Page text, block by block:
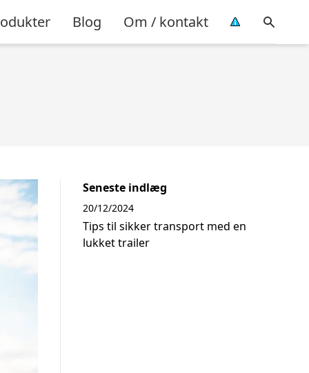
Blog Om / kontakt
Seneste indlæg
Tips til sikker transport med en
lukket trailer
20/12/2024